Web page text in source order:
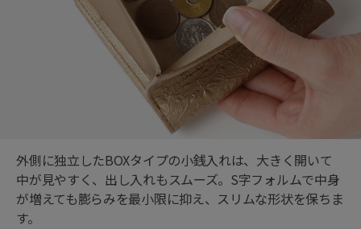
外側に独立したBOXタイプの小銭入れは、大きく開いて
中が見やすく、出し入れもスムーズ。S字フォルムで中身
が増えても膨らみを最小限に抑え、スリムな形状を保ちま
す。